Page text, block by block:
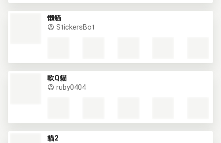
懶貓
StickersBot
軟Q貓
ruby0404
貓2